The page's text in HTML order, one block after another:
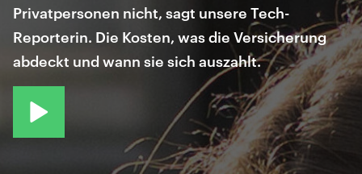
Privatpersonen nicht, sagt unsere Tech-
Reporterin. Die Kosten, was die Versicherung
abdeckt und wann sie sich auszahlt.